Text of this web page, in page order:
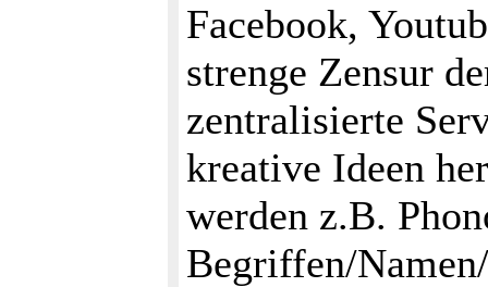
Facebook,
strenge Zensur
zentralisierte
kreative Ideen
werden z.B.
Begriffen/